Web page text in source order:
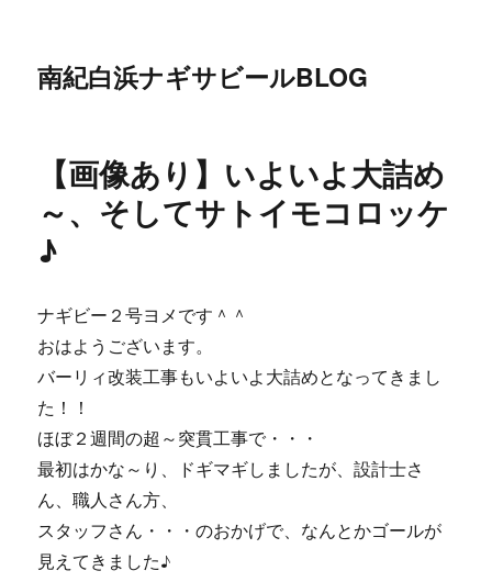
南紀白浜ナギサビールBLOG
【画像あり】いよいよ大詰め
～、そしてサトイモコロッケ
♪
ナギビー２号ヨメです＾＾
おはようございます。
バーリィ改装工事もいよいよ大詰めとなってきまし
た！！
ほぼ２週間の超～突貫工事で・・・
最初はかな～り、ドギマギしましたが、設計士さ
ん、職人さん方、
スタッフさん・・・のおかげで、なんとかゴールが
見えてきました♪